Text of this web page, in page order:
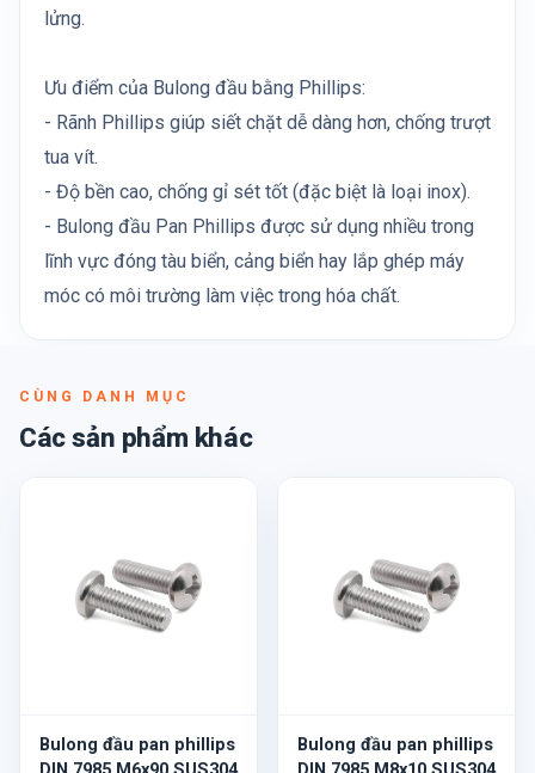
lửng.
Ưu điểm của Bulong đầu bằng Phillips:
- Rãnh Phillips giúp siết chặt dễ dàng hơn, chống trượt
tua vít.
- Độ bền cao, chống gỉ sét tốt (đặc biệt là loại inox).
- Bulong đầu Pan Phillips được sử dụng nhiều trong
lĩnh vực đóng tàu biển, cảng biển hay lắp ghép máy
móc có môi trường làm việc trong hóa chất.
CÙNG DANH MỤC
Các sản phẩm khác
Bulong đầu pan phillips
Bulong đầu pan phillips